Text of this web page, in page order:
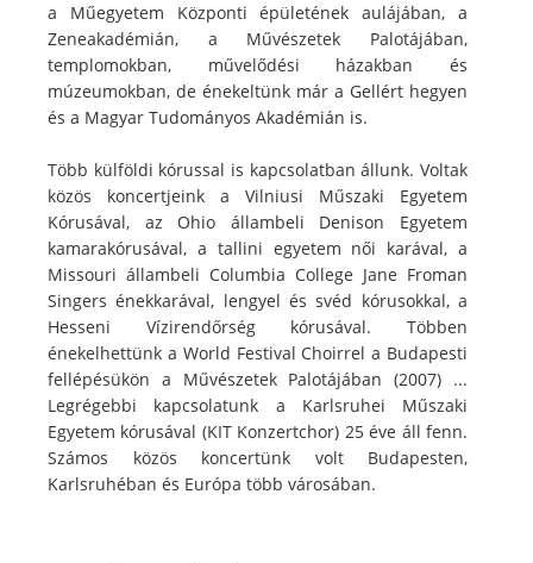
a Műegyetem Központi épületének aulájában, a
Zeneakadémián, a Művészetek Palotájában,
templomokban, művelődési házakban és
múzeumokban, de énekeltünk már a Gellért hegyen
és a Magyar Tudományos Akadémián is.
Több külföldi kórussal is kapcsolatban állunk. Voltak
közös koncertjeink a Vilniusi Műszaki Egyetem
Kórusával, az Ohio állambeli Denison Egyetem
kamarakórusával, a tallini egyetem női karával, a
Missouri állambeli Columbia College Jane Froman
Singers énekkarával, lengyel és svéd kórusokkal, a
Hesseni Vízirendőrség kórusával. Többen
énekelhettünk a World Festival Choirrel a Budapesti
fellépésükön a Művészetek Palotájában (2007) ...
Legrégebbi kapcsolatunk a Karlsruhei Műszaki
Egyetem kórusával (KIT Konzertchor) 25 éve áll fenn.
Számos közös koncertünk volt Budapesten,
Karlsruhéban és Európa több városában.